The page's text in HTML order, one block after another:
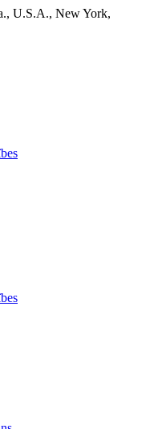
U.S.A., New York,